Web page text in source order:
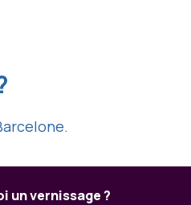
un vernissage ?